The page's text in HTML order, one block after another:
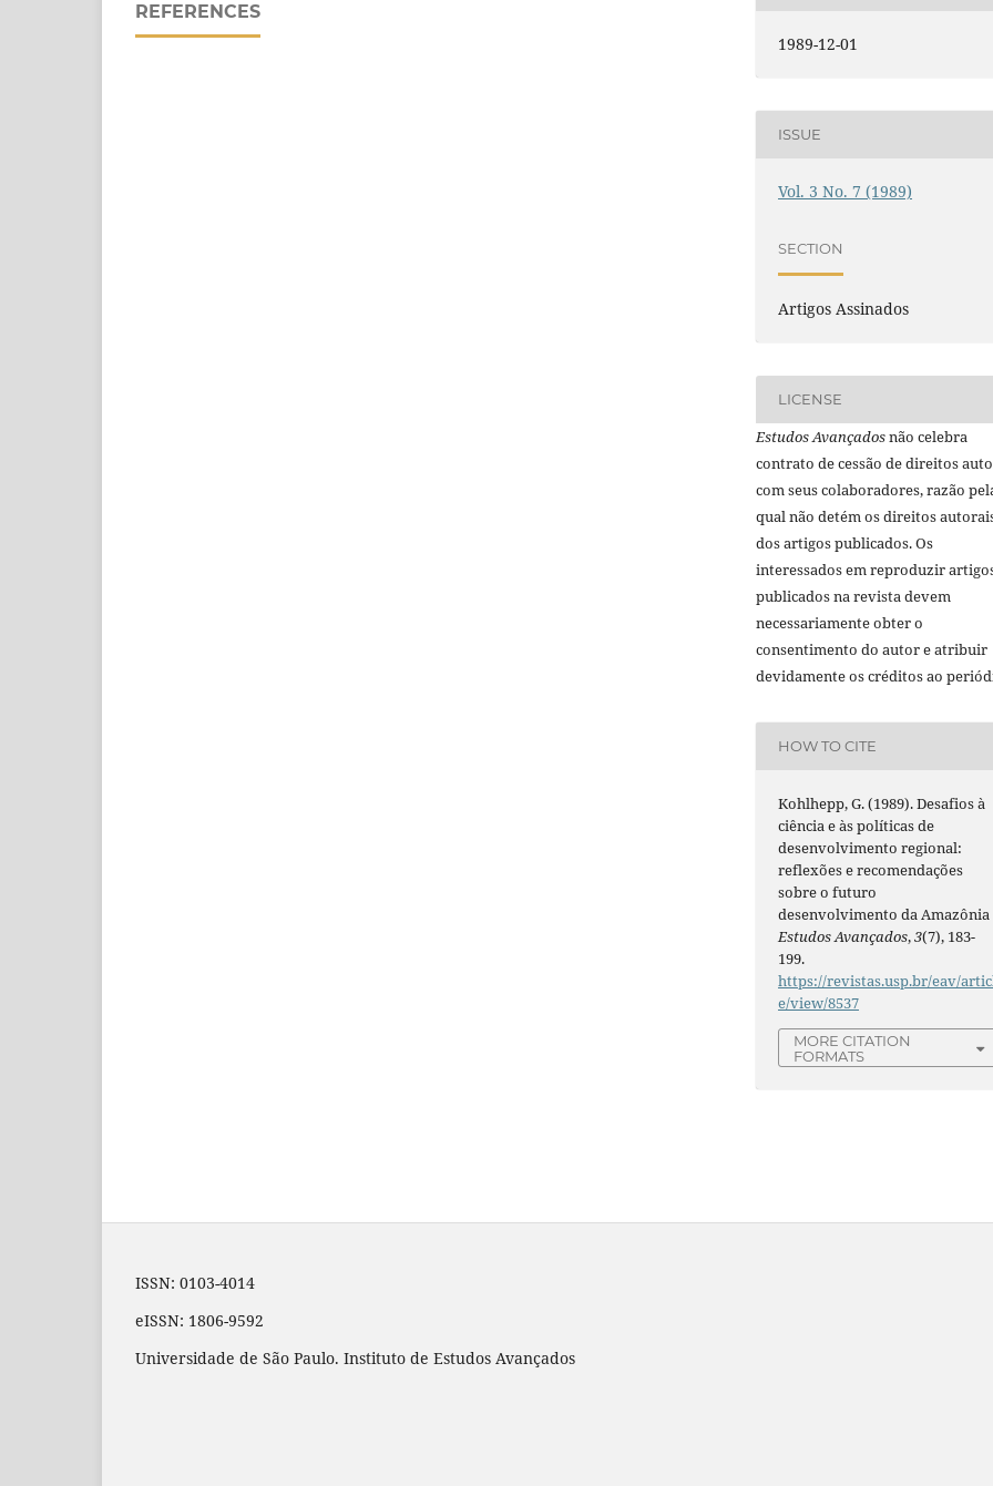
REFERENCES
1989-12-01
ISSUE
Vol. 3 No. 7 (1989)
SECTION
Artigos Assinados
LICENSE
Estudos Avançadosnão celebra
contrato de cessão de direitos
com seus colaboradores, razão
qual não detém os direitos
dos artigos publicados. Os
interessados em reproduzir
publicados na revista devem
necessariamente obter o
consentimento do autor e atribuir
devidamente os créditos ao
HOW TO CITE
Kohlhepp, G. (1989). Desafios à
ciência e às políticas de
desenvolvimento regional:
reflexões e recomendações
sobre o futuro
desenvolvimento da Amazônia
Estudos Avançados,3(7), 183-
199.
https://revistas.usp.br/eav/
e/view/8537
MORE CITATION
FORMATS
ISSN: 0103-4014
eISSN: 1806-9592
Universidade de São Paulo. Instituto de Estudos Avançados